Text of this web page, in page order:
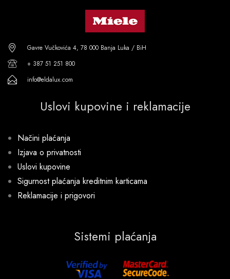
Gavre Vučkovića 4, 78 000 Banja Luka / BiH
+ 387 51 251 800
info@eldalux.com
Uslovi kupovine i reklamacije
Načini plaćanja
Izjava o privatnosti
Uslovi kupovine
Sigurnost plaćanja kreditnim karticama
Reklamacije i prigovori
Sistemi plaćanja